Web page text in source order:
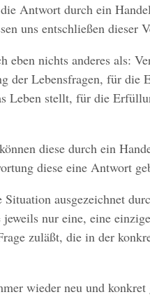
Antwort durch ein
uns entschließen dieser
eben nichts anderes als:
der Lebensfragen, für die
Leben stellt, für die
diese durch ein
diese eine Antwort
Situation ausgezeichnet
nur eine, eine
zuläßt, die in der
wieder neu und